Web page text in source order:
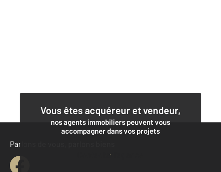
Vous êtes acquéreur et vendeur,
nos agents immobiliers peuvent vous
accompagner dans vos projets
Contacter l'agence
Parlons de vous, parlons biens